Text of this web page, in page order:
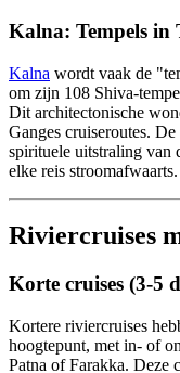
Kalna: Tempels in
Kalna wordt vaak de
om zijn 108 Shiva-
Dit architectonische
Ganges cruiseroutes.
spirituele uitstraling van
elke reis stroomafwaarts.
Riviercruises
Korte cruises (3-5
Kortere riviercruises
hoogtepunt, met in- of
Patna of Farakka. Deze